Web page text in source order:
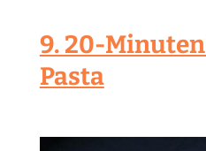
9. 20-
Pasta